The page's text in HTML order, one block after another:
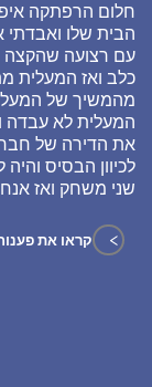
חלום הרפתקה
הבית שלו ואבדתי
עם רצועה שהקצה
כלב ואז המעלית
מהמשיך של
המעלית לא עבדה
את הדירה של חבר
לכיוון הבסיס
שני משחק ואז
> קראו את